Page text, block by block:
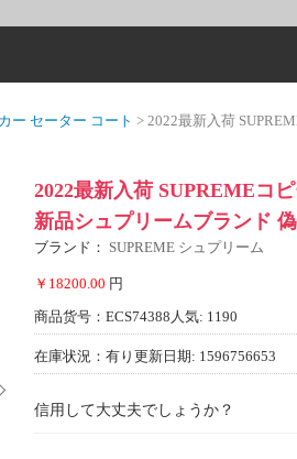
ー セーター コート > 2022最新入荷 SUPREMEコピー ブルゾン
2022最新入荷 SUPREMEコ
新品シュプリームブランド
ブランド： SUPREME シュプリーム
￥18200.00 円
商品货号：ECS74388 人気: 1190
在庫状況：有り 更新日期: 1596756653
信用して大丈夫でしょうか？